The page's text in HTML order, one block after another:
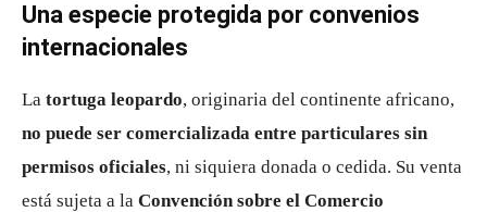
Una especie protegida por convenios
internacionales
La tortuga leopardo, originaria del continente africano,
no puede ser comercializada entre particulares sin
permisos oficiales, ni siquiera donada o cedida. Su venta
está sujeta a la Convención sobre el Comercio